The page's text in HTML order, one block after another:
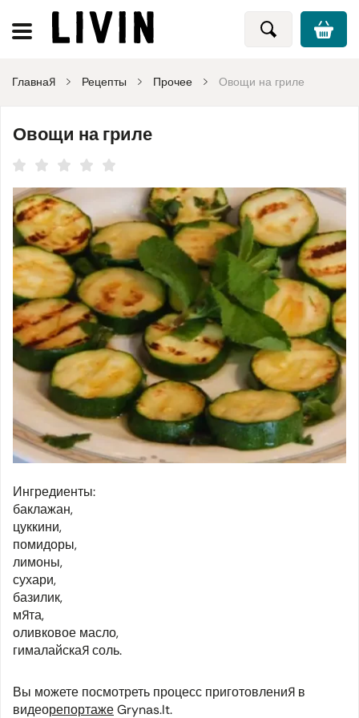
Главная Рецепты Прочее Овощи на гриле
Овощи на гриле
Ингредиенты:
баклажан,
цуккини,
помидоры,
лимоны,
сухари,
базилик,
мята,
оливковое масло,
гималайская соль.
Вы можете посмотреть процесс приготовления в
видеорепортажеGrynas.lt.